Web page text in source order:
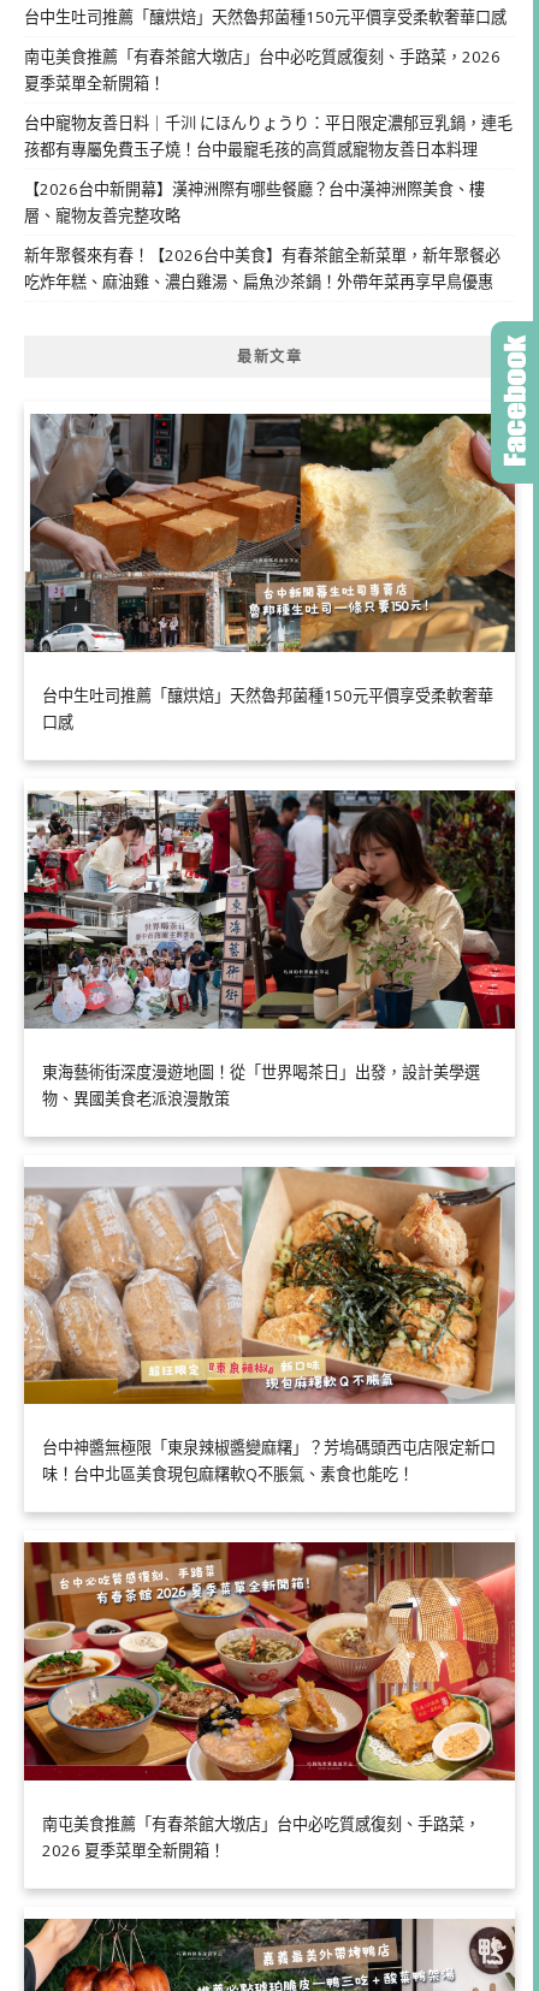
台中生吐司推薦「釀烘焙」天然魯邦菌種150元平價享受柔軟奢華口感
南屯美食推薦「有春茶館大墩店」台中必吃質感復刻、手路菜，2026
夏季菜單全新開箱！
台中寵物友善日料｜千汌 にほんりょうり：平日限定濃郁豆乳鍋，連毛
孩都有專屬免費玉子燒！台中最寵毛孩的高質感寵物友善日本料理
【2026台中新開幕】漢神洲際有哪些餐廳？台中漢神洲際美食、樓
層、寵物友善完整攻略
新年聚餐來有春！【2026台中美食】有春茶館全新菜單，新年聚餐必
吃炸年糕、麻油雞、濃白雞湯、扁魚沙茶鍋！外帶年菜再享早鳥優惠
最新文章
台中生吐司推薦「釀烘焙」天然魯邦菌種150元平價享受柔軟奢華
口感
東海藝術街深度漫遊地圖！從「世界喝茶日」出發，設計美學選
物、異國美食老派浪漫散策
台中神醬無極限「東泉辣椒醬變麻糬」？芳塢碼頭西屯店限定新口
味！台中北區美食現包麻糬軟Q不脹氣、素食也能吃！
南屯美食推薦「有春茶館大墩店」台中必吃質感復刻、手路菜，
2026 夏季菜單全新開箱！